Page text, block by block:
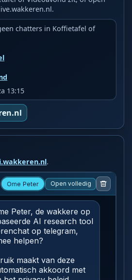
chatters in Koffietafel of
13:15
.